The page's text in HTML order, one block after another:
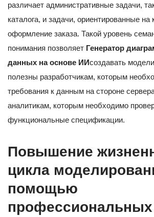
различает административные задачи,
каталога, и задачи, ориентированные на
оформление заказа. Такой уровень
понимания позволяет Генератор
данных на основе ИИсоздавать
полезны разработчикам, которым
требования к данным на стороне
аналитикам, которым необходимо
функциональные спецификации.
Повышение
цикла
помощью
профессиональных